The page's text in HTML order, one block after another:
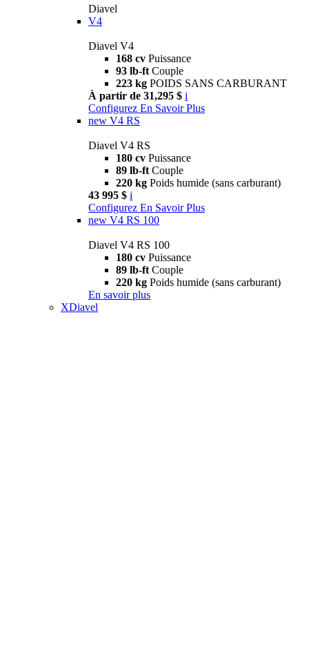
Diavel
V4
Diavel V4
168 cv Puissance
93 lb-ft Couple
223 kg POIDS SANS CARBURANT
À partir de 31,295 $ i
Configurez En Savoir Plus
new V4 RS
Diavel V4 RS
180 cv Puissance
89 lb-ft Couple
220 kg Poids humide (sans carburant)
43 995 $ i
Configurez En Savoir Plus
new V4 RS 100
Diavel V4 RS 100
180 cv Puissance
89 lb-ft Couple
220 kg Poids humide (sans carburant)
En savoir plus
XDiavel